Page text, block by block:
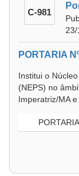
C-981
PORTARIA
Institui o
(NEPS) no
Imperatriz/MA